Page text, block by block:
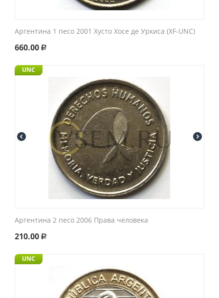
Аргентина 1 песо 2001 Хусто Хосе де Уркиса (XF-UNC)
660.00 Р
UNC
Аргентина 2 песо 2006 Права человека
210.00 Р
UNC